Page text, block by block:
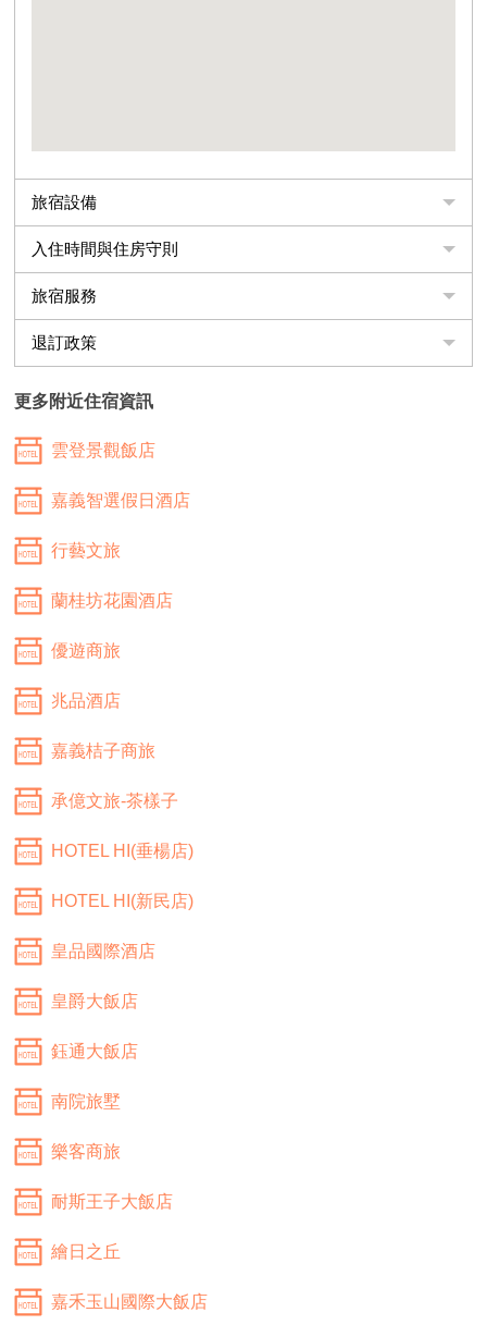
旅宿設備
入住時間與住房守則
旅宿服務
退訂政策
更多附近住宿資訊
雲登景觀飯店
嘉義智選假日酒店
行藝文旅
蘭桂坊花園酒店
優遊商旅
兆品酒店
嘉義桔子商旅
承億文旅-茶樣子
HOTEL HI(垂楊店)
HOTEL HI(新民店)
皇品國際酒店
皇爵大飯店
鈺通大飯店
南院旅墅
樂客商旅
耐斯王子大飯店
繪日之丘
嘉禾玉山國際大飯店